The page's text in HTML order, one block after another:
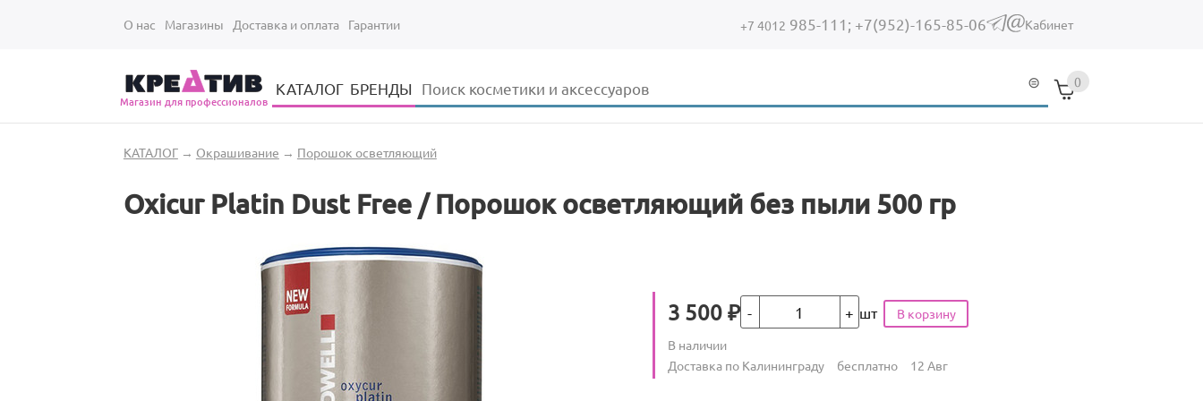
О нас Магазины Доставка и оплата Гарантии +7 4012 985-111; +7(952)-165-85-06 (link sends e-mail)
Кабинет
Магазин для профессионалов
КАТАЛОГ БРЕНДЫ Форма поиска
Поиск 0
Вы здесь
КАТАЛОГ→ Окрашивание → Порошок осветляющий
Oxicur Platin Dust Free / Порошок осветляющий без пыли 500 гр
Цена
3 500 ₽Кол-во шт
Количество
В наличии
Условия доставки
Доставка по Калининграду бесплатно 12 Авг